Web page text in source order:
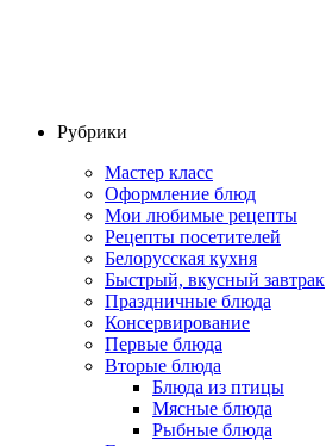
Рубрики
Мастер класс
Оформление блюд
Мои любимые рецепты
Рецепты посетителей
Белорусская кухня
Быстрый, вкусный завтрак
Праздничные блюда
Консервирование
Первые блюда
Вторые блюда
Блюда из птицы
Мясные блюда
Рыбные блюда